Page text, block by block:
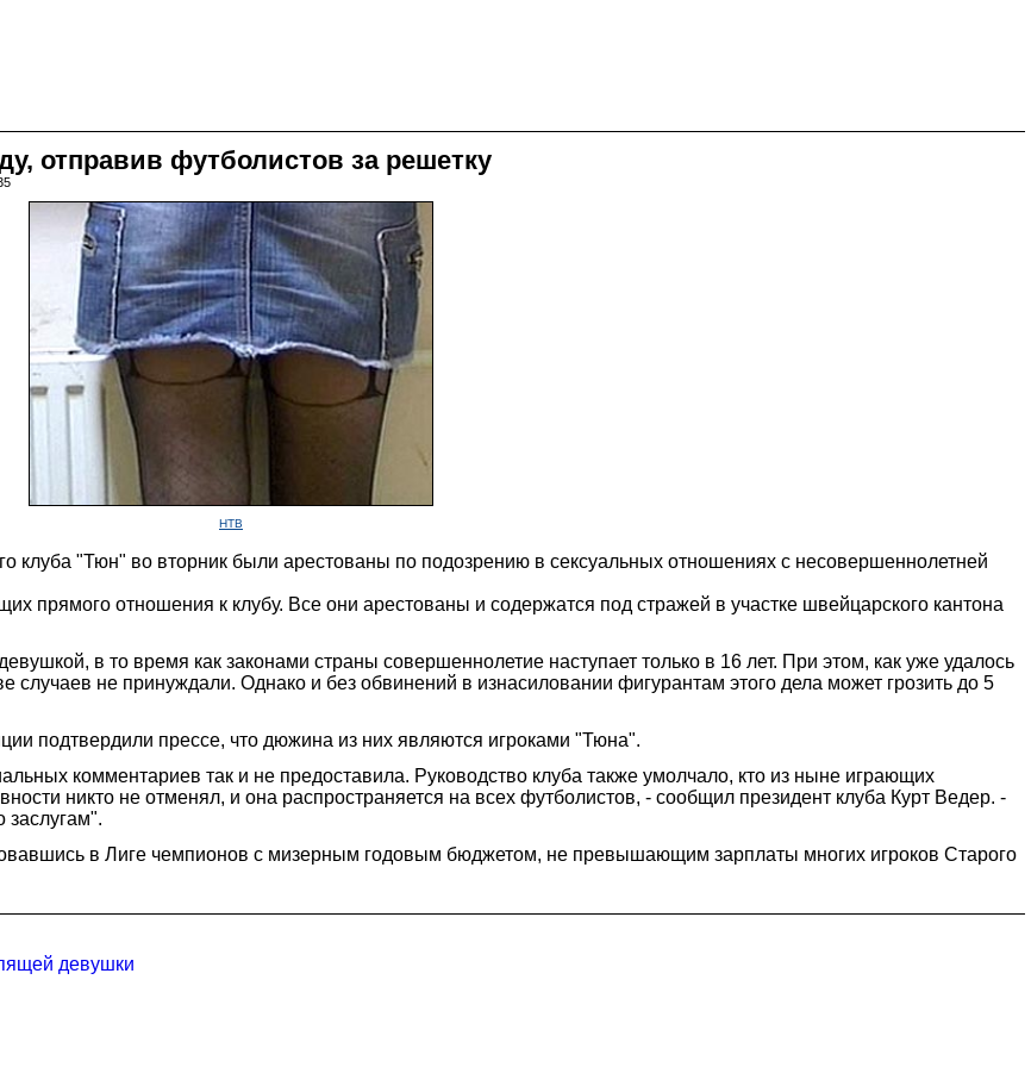
отправив футболистов за решетку
НТВ
"Тюн" во вторник были арестованы по подозрению в сексуальных отношениях с несовершеннолетней
прямого отношения к клубу. Все они арестованы и содержатся под стражей в участке швейцарского кантона
в то время как законами страны совершеннолетие наступает только в 16 лет. При этом, как уже удалось
случаев не принуждали. Однако и без обвинений в изнасиловании фигурантам этого дела может грозить до 5
подтвердили прессе, что дюжина из них являются игроками "Тюна".
комментариев так и не предоставила. Руководство клуба также умолчало, кто из ныне играющих
никто не отменял, и она распространяется на всех футболистов, - сообщил президент клуба Курт Ведер. -
заслугам".
в Лиге чемпионов с мизерным годовым бюджетом, не превышающим зарплаты многих игроков Старого
девушки